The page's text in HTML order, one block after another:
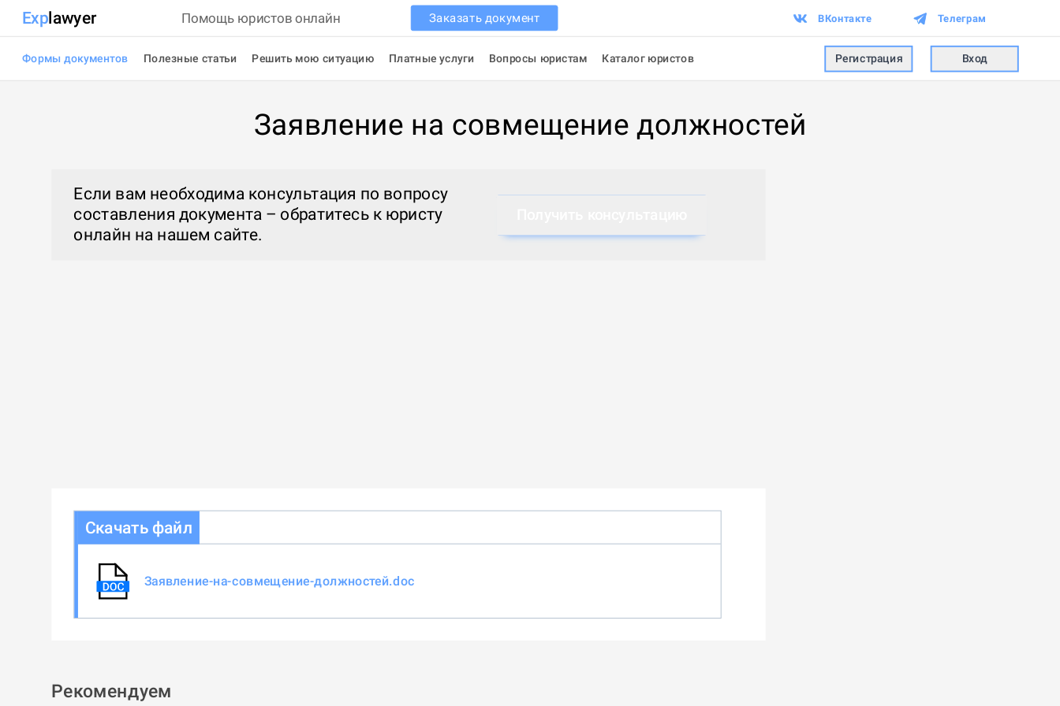
Explawyer Помощь юристов онлайн Заказать документ ВКонтакте Телеграм
Формы документов Полезные статьи Решить мою ситуацию Платные услуги Вопросы юристам Каталог юристов Регистрация Вход
Заявление на совмещение должностей
Если вам необходима консультация по вопросу
составления документа – обратитесь к юристу
онлайн на нашем сайте.
Скачать файл
Заявление-на-совмещение-должностей.doc
Рекомендуем